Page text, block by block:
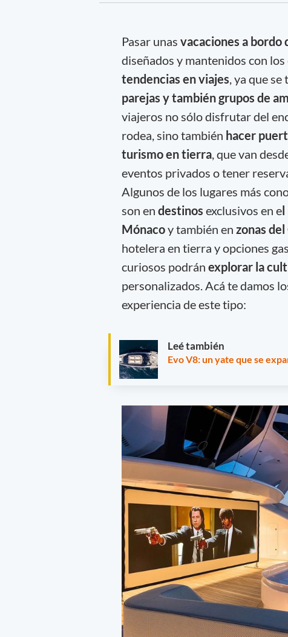
Pasar unas vacaciones a bordo
diseñados y mantenidos con
tendencias en viajes , ya que
parejas y también grupos de
viajeros no sólo disfrutar del
rodea, sino también hacer
turismo en tierra, que van
eventos privados o tener
Algunos de los lugares más
son en destinos exclusivos en el
Mónacoy también en zonas
hotelera en tierra y opciones
curiosos podrán explorar la
personalizados. Acá te damos
experiencia de este tipo:
Leé también
Evo V8: un yate que se